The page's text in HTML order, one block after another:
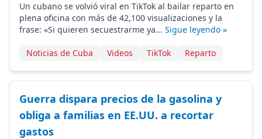
Un cubano se volvió viral en TikTok al bailar reparto en
plena oficina con más de 42,100 visualizaciones y la
frase: «Si quieren secuestrarme ya... Sigue leyendo »
Noticias de Cuba Videos TikTok Reparto
Guerra dispara precios de la gasolina y
obliga a familias en EE.UU. a recortar
gastos